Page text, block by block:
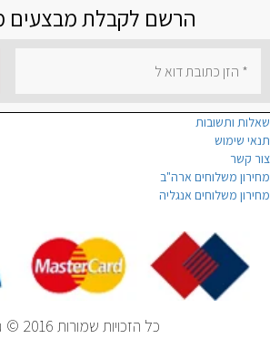
הרשם לקבלת מבצעים
שאלות ותשובות
תנאי שימוש
צור קשר
מחירון משלוחים ארה"ב
מחירון משלוחים אנגליה
כל הזכויות שמורות idgu © 2016